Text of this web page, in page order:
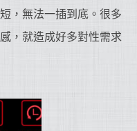
，無法一插到底。很多
，就造成好多對性需求